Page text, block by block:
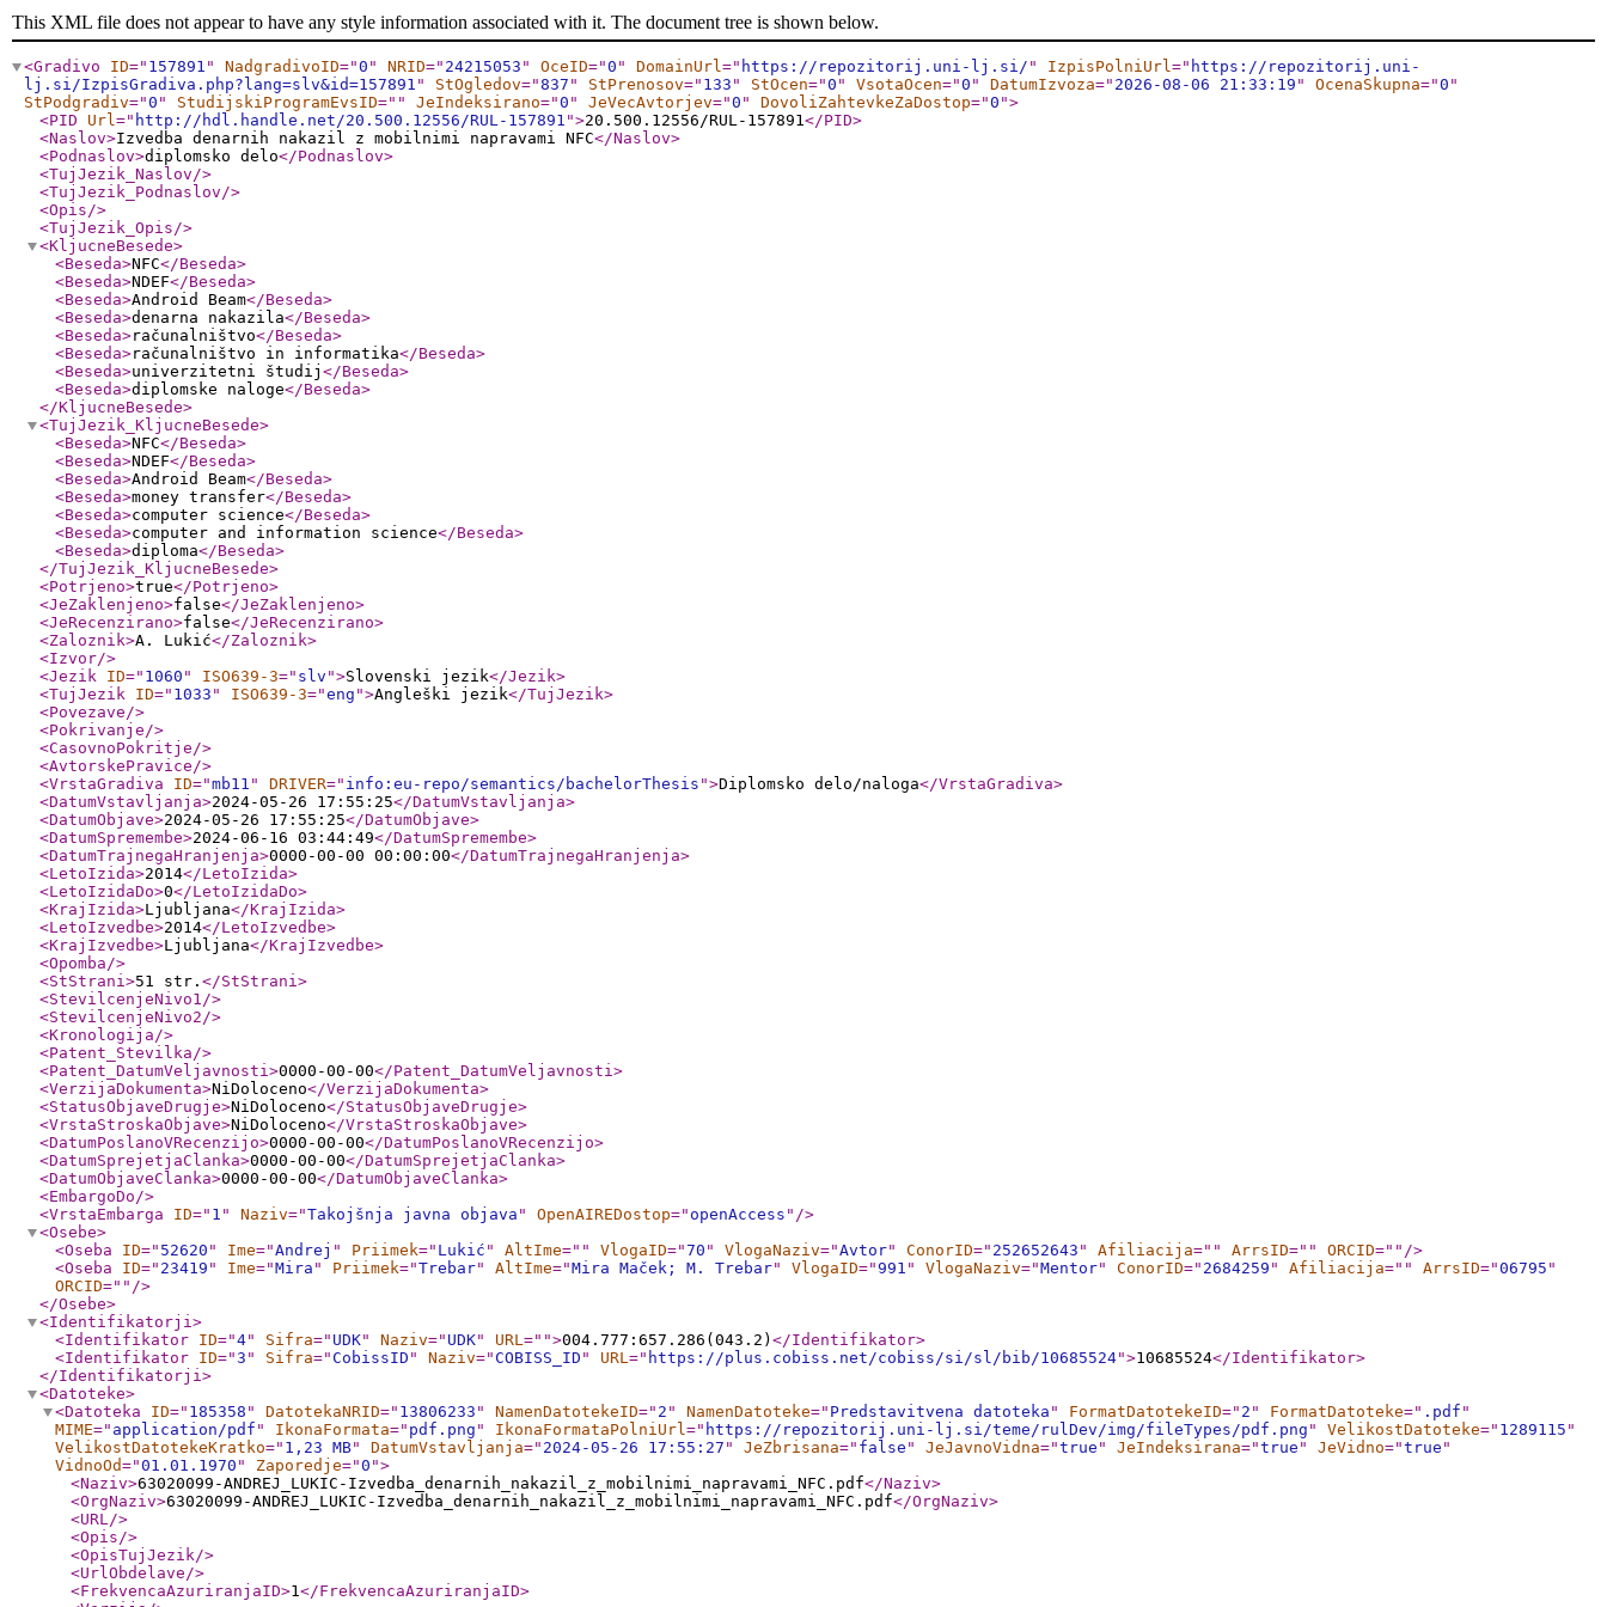
This XML file does not appear to have any style information associated with it. The document tree is shown below.
<Gradivo ID=" 157891 " NadgradivoID="0 " NRID=" 24215053 " OceID="0 " DomainUrl=" https://repozitorij.uni-lj.si/ " IzpisPolniUrl=" https://repozitorij.uni-
lj.si/IzpisGradiva.php?lang=slv&id=157891 " StOgledov="837 " StPrenosov=" 133 " StOcen="0 " VsotaOcen="0 " DatumIzvoza=" 2026-08-06 21:33:19 " OcenaSkupna="0 "
StPodgradiv="0 " StudijskiProgramEvsID=" " JeIndeksirano="0 " JeVecAvtorjev="0 " DovoliZahtevkeZaDostop="0 ">
<PID
Url=" http://hdl.handle.net/20.500.12556/RUL-157891 ">20.500.12556/RUL-157891</PID>
<Naslov>Izvedba denarnih nakazil z mobilnimi napravami NFC</Naslov>
<Podnaslov>diplomsko delo</Podnaslov>
<TujJezik_Naslov/>
<TujJezik_Podnaslov/>
<Opis/>
<TujJezik_Opis/>
<KljucneBesede>
<Beseda>NFC</Beseda>
<Beseda>NDEF</Beseda>
<Beseda>Android Beam</Beseda>
<Beseda>denarna nakazila</Beseda>
<Beseda>računalništvo</Beseda>
<Beseda>računalništvo in informatika</Beseda>
<Beseda>univerzitetni študij </Beseda>
<Beseda>diplomske naloge</Beseda>
</KljucneBesede>
<TujJezik_KljucneBesede>
<Beseda>NFC</Beseda>
<Beseda>NDEF</Beseda>
<Beseda>Android Beam</Beseda>
<Beseda>money transfer</Beseda>
<Beseda>computer science</Beseda>
<Beseda>computer and information science</Beseda>
<Beseda>diploma</Beseda>
</TujJezik_KljucneBesede>
<Potrjeno>true</Potrjeno>
<JeZaklenjeno>false</JeZaklenjeno>
<JeRecenzirano>false</JeRecenzirano>
<Zaloznik>A. Lukić</Zaloznik>
<Izvor/>
<Jezik ID=" 1060 " ISO639-3=" slv ">Slovenski jezik</Jezik>
<TujJezik ID=" 1033 " ISO639-3="eng ">Angleški jezik</TujJezik>
<Povezave/>
<Pokrivanje/>
<CasovnoPokritje/>
<AvtorskePravice/>
<VrstaGradiva
ID="mb11 " DRIVER=" info:eu-repo/semantics/bachelorThesis ">Diplomsko delo/naloga</VrstaGradiva>
<DatumVstavljanja>2024-05-26 17:55:25</DatumVstavljanja>
<DatumObjave>2024-05-26 17:55:25</DatumObjave>
<DatumSpremembe>2024-06-16 03:44:49</DatumSpremembe>
<DatumTrajnegaHranjenja>0000-00-00 00:00:00</DatumTrajnegaHranjenja>
<LetoIzida>2014</LetoIzida>
<LetoIzidaDo>0</LetoIzidaDo>
<KrajIzida>Ljubljana</KrajIzida>
<LetoIzvedbe>2014</LetoIzvedbe>
<KrajIzvedbe>Ljubljana</KrajIzvedbe>
<Opomba/>
<StStrani>51 str. </StStrani>
<StevilcenjeNivo1/>
<StevilcenjeNivo2/>
<Kronologija/>
<Patent_Stevilka/>
<Patent_DatumVeljavnosti>0000-00-00</Patent_DatumVeljavnosti>
<VerzijaDokumenta>NiDoloceno</VerzijaDokumenta>
<StatusObjaveDrugje>NiDoloceno</StatusObjaveDrugje>
<VrstaStroskaObjave>NiDoloceno</VrstaStroskaObjave>
<DatumPoslanoVRecenzijo>0000-00-00</DatumPoslanoVRecenzijo>
<DatumSprejetjaClanka>0000-00-00</DatumSprejetjaClanka>
<DatumObjaveClanka>0000-00-00</DatumObjaveClanka>
<EmbargoDo/>
<VrstaEmbarga
ID=" 1 " Naziv="Takojšnja javna objava " OpenAIREDostop=" openAccess " />
<Osebe>
<Oseba
ID=" 52620 " Ime="Andrej " Priimek=" Lukić " AltIme=" " VlogaID="70 " VlogaNaziv="Avtor" ConorID=" 252652643 " Afiliacija=" " ArrsID=" " ORCID=" " />
<Oseba
ID=" 23419 " Ime="Mira " Priimek="Trebar" AltIme="Mira Maček; M. Trebar" VlogaID="991 " VlogaNaziv="Mentor" ConorID=" 2684259 " Afiliacija=" " ArrsID="06795 "
ORCID=" " />
</Osebe>
<Identifikatorji>
<Identifikator ID="4" Sifra=" UDK" Naziv=" UDK" URL=" ">004.777:657.286(043.2) </Identifikator>
<Identifikator ID="3 " Sifra="CobissID " Naziv="COBISS_ID " URL=" https://plus.cobiss.net/cobiss/si/sl/bib/10685524">10685524</Identifikator>
</Identifikatorji>
<Datoteke>
<Datoteka
ID=" 185358 " DatotekaNRID=" 13806233 " NamenDatotekeID=" 2 " NamenDatoteke=" Predstavitvena datoteka " FormatDatotekeID=" 2 " FormatDatoteke=" .pdf "
MIME=" application/pdf " IkonaFormata=" pdf.png " IkonaFormataPolniUrl=" https://repozitorij.uni-lj.si/teme/rulDev/img/fileTypes/pdf.png " VelikostDatoteke=" 1289115 "
VelikostDatotekeKratko=" 1,23 MB" DatumVstavljanja=" 2024-05-26 17:55:27 " JeZbrisana=" false " JeJavnoVidna="true " JeIndeksirana="true " JeVidno="true "
VidnoOd="01.01.1970 " Zaporedje="0 ">
<Naziv>63020099-ANDREJ_LUKIC-Izvedba_denarnih_nakazil_z_mobilnimi_napravami_NFC.pdf</Naziv>
<OrgNaziv>63020099-ANDREJ_LUKIC-Izvedba_denarnih_nakazil_z_mobilnimi_napravami_NFC.pdf</OrgNaziv>
<URL/>
<Opis/>
<OpisTujJezik/>
<UrlObdelave/>
<FrekvencaAzuriranjaID>1</FrekvencaAzuriranjaID>